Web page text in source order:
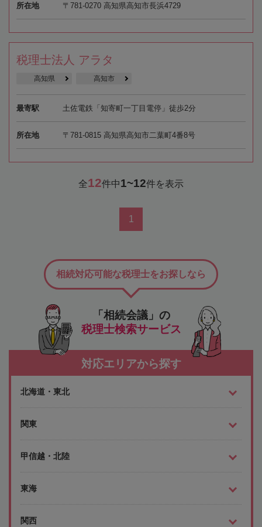
所在地 〒781-0270 高知県高知市長浜4729
税理士法人 アラタ
高知県 高知市
最寄駅 土佐電鉄「知寄町一丁目電停」徒歩2分
所在地 〒781-0815 高知県高知市二葉町4番8号
全12件中1~12件を表示
1
「相続会議」の
税理士検索サービス
相続対応可能な税理士をお探しなら
対応エリアから探す
北海道・東北
関東
甲信越・北陸
東海
関西